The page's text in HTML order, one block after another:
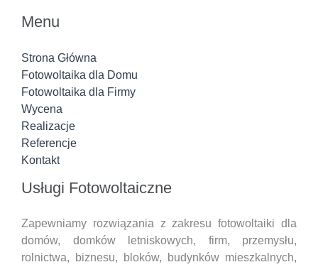
Menu
Strona Główna
Fotowoltaika dla Domu
Fotowoltaika dla Firmy
Wycena
Realizacje
Referencje
Kontakt
Usługi Fotowoltaiczne
Zapewniamy rozwiązania z zakresu fotowoltaiki dla
domów, domków letniskowych, firm, przemysłu,
rolnictwa, biznesu, bloków, budynków mieszkalnych,